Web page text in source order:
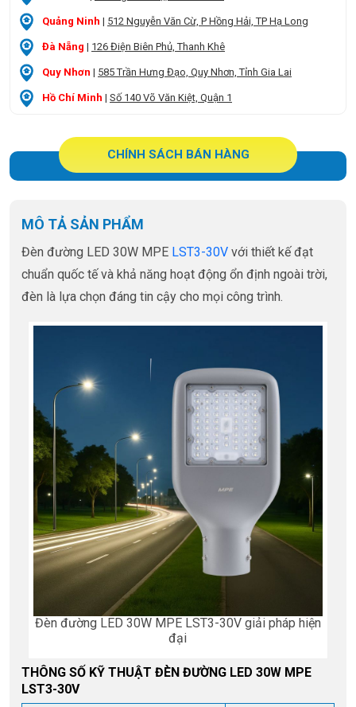
Quảng Ninh | 512 Nguyễn Văn Cừ, P Hồng Hải, TP Hạ Long
Đà Nẵng | 126 Điện Biên Phủ, Thanh Khê
Quy Nhơn | 585 Trần Hưng Đạo, Quy Nhơn, Tỉnh Gia Lai
Hồ Chí Minh | Số 140 Võ Văn Kiệt, Quận 1
CHÍNH SÁCH BÁN HÀNG
MÔ TẢ SẢN PHẨM
Đèn đường LED 30W MPE LST3-30V với thiết kế đạt
chuẩn quốc tế và khả năng hoạt động ổn định ngoài trời,
đèn là lựa chọn đáng tin cậy cho mọi công trình.
Đèn đường LED 30W MPE LST3-30V giải pháp hiện
đại
THÔNG SỐ KỸ THUẬT ĐÈN ĐƯỜNG LED 30W MPE
LST3-30V